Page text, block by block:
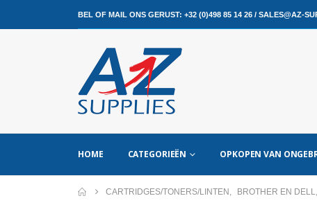
BEL OF MAIL ONS GERUST: +32 (0)498 85 14 26 / SALES@AZ-
HOME CATEGORIEËN OPKOPEN VAN
CARTRIDGES/TONERS/LINTEN , BROTHER EN DELL,